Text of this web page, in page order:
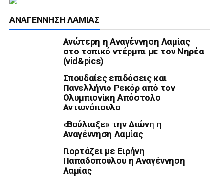
ΑΝΑΓΈΝΝΗΣΗ ΛΑΜΊΑΣ
Ανώτερη η Αναγέννηση Λαμίας
στο τοπικό ντέρμπι με τον Νηρέα
(vid&pics)
Σπουδαίες επιδόσεις και
Πανελλήνιο Ρεκόρ από τον
Ολυμπιονίκη Απόστολο
Αντωνόπουλο
«Βούλιαξε» την Διώνη η
Αναγέννηση Λαμίας
Γιορτάζει με Ειρήνη
Παπαδοπούλου η Αναγέννηση
Λαμίας